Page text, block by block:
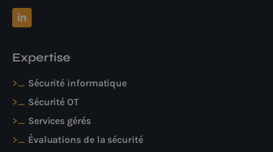
Expertise
Sécurité informatique
Sécurité OT
Services gérés
Évaluations de la sécurité